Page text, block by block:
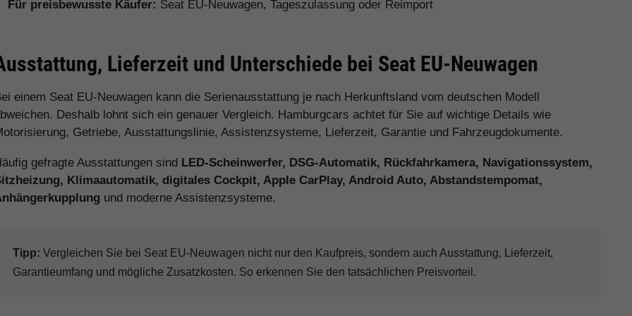
Für preisbewusste Käufer: Seat EU-Neuwagen, Tageszulassung oder Reimport
Lieferzeit und Unterschiede bei Seat EU-Neuwagen
einem Seat EU-Neuwagen kann die Serienausstattung je nach Herkunftsland vom deutschen Modell
Deshalb lohnt sich ein genauer Vergleich. Hamburgcars achtet für Sie auf wichtige Details wie
Getriebe, Ausstattungslinie, Assistenzsysteme, Lieferzeit, Garantie und Fahrzeugdokumente.
gefragte Ausstattungen sind LED-Scheinwerfer, DSG-Automatik, Rückfahrkamera, Navigationssystem,
Klimaautomatik, digitales Cockpit, Apple CarPlay, Android Auto, Abstandstempomat,
und moderne Assistenzsysteme.
Tipp: Vergleichen Sie bei Seat EU-Neuwagen nicht nur den Kaufpreis, sondern auch Ausstattung, Lieferzeit,
Garantieumfang und mögliche Zusatzkosten. So erkennen Sie den tatsächlichen Preisvorteil.